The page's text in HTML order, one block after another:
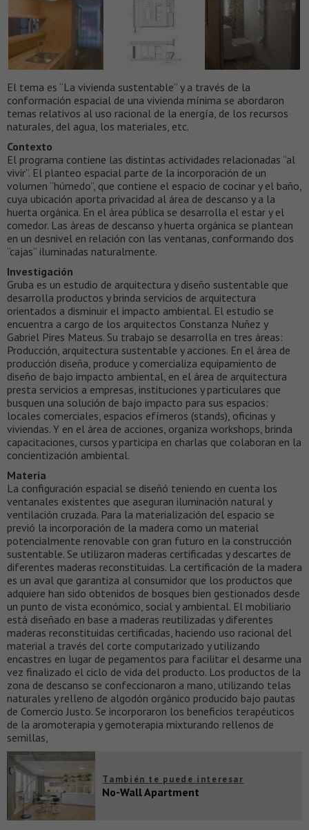
El tema es “La vivienda sustentable” y a través de la
conformación espacial de una vivienda mínima se abordaron
temas relativos al uso racional de la energía, de los recursos
naturales, del agua, los materiales, etc.
Contexto
El programa contiene las distintas actividades relacionadas “al
vivir”. El planteo espacial parte de la incorporación de un
volumen “húmedo”, que contiene el espacio de cocinar y el baño,
cuya ubicación aporta privacidad al área de descanso y a la
huerta orgánica. En el área pública se desarrolla el estar y el
comedor. Las áreas de descanso y huerta orgánica se plantean
en un desnivel en relación con las ventanas, conformando dos
“cajas” iluminadas naturalmente.
Investigación
Gruba es un estudio de arquitectura y diseño sustentable que
desarrolla productos y brinda servicios de arquitectura
orientados a disminuir el impacto ambiental. El estudio se
encuentra a cargo de los arquitectos Constanza Nuñez y
Gabriel Pires Mateus. Su trabajo se desarrolla en tres áreas:
Producción, arquitectura sustentable y acciones. En el área de
producción diseña, produce y comercializa equipamiento de
diseño de bajo impacto ambiental, en el área de arquitectura
presta servicios a empresas, instituciones y particulares que
busquen una solución de bajo impacto para sus espacios:
locales comerciales, espacios efímeros (stands), oficinas y
viviendas. Y en el área de acciones, organiza workshops, brinda
capacitaciones, cursos y participa en charlas que colaboran en la
concientización ambiental.
Materia
La configuración espacial se diseñó teniendo en cuenta los
ventanales existentes que aseguran iluminación natural y
ventilación cruzada. Para la materialización del espacio se
previó la incorporación de la madera como un material
potencialmente renovable con gran futuro en la construcción
sustentable. Se utilizaron maderas certificadas y descartes de
diferentes maderas reconstituidas. La certificación de la madera
es un aval que garantiza al consumidor que los productos que
adquiere han sido obtenidos de bosques bien gestionados desde
un punto de vista económico, social y ambiental. El mobiliario
está diseñado en base a maderas reutilizadas y diferentes
maderas reconstituidas certificadas, haciendo uso racional del
material a través del corte computarizado y utilizando
encastres en lugar de pegamentos para facilitar el desarme una
vez finalizado el ciclo de vida del producto. Los productos de la
zona de descanso se confeccionaron a mano, utilizando telas
naturales y relleno de algodón orgánico producido bajo pautas
de Comercio Justo. Se incorporaron los beneficios terapéuticos
de la aromoterapia y gemoterapia mixturando rellenos de
semillas,
También te puede interesar
No-Wall Apartment